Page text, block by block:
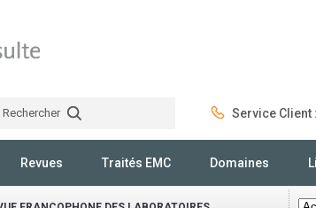
Rechercher Service Client
Revues Traités EMC Domaines